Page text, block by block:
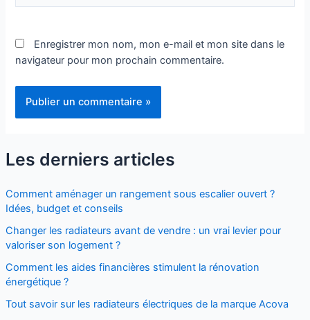
Les derniers articles
Comment aménager un rangement sous escalier ouvert ?
Idées, budget et conseils
Changer les radiateurs avant de vendre : un vrai levier pour
valoriser son logement ?
Comment les aides financières stimulent la rénovation
énergétique ?
Tout savoir sur les radiateurs électriques de la marque Acova
Enregistrer mon nom, mon e-mail et mon site dans le
navigateur pour mon prochain commentaire.